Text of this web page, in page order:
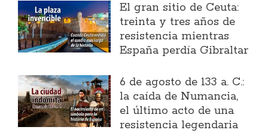
El gran sitio de Ceuta:
treinta y tres años de
resistencia mientras
España perdía Gibraltar
6 de agosto de 133 a. C.:
la caída de Numancia,
el último acto de una
resistencia legendaria